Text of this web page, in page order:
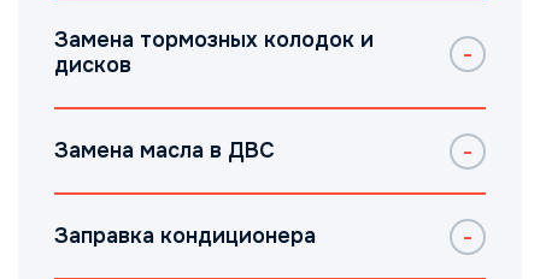
Замена тормозных колодок и
дисков
Замена масла в ДВС
Заправка кондиционера